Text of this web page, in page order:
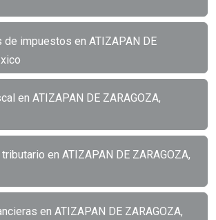
de impuestos en ATIZAPAN DE
en ATIZAPAN DE ZARAGOZA,
en ATIZAPAN DE ZARAGOZA,
en ATIZAPAN DE ZARAGOZA,